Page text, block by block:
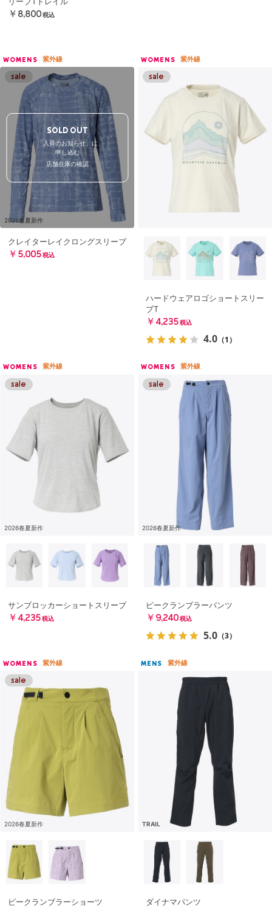
￥8,800 税込
WOMENS 紫外線
2026春夏新作
SOLD OUT
「入荷のお知らせ」に
申し込む
店舗在庫の確認
クレイターレイクロングスリーブ
￥5,005 税込
WOMENS 紫外線
ハードウェアロゴショートスリー
ブT
￥4,235 税込
4.0 （1）
WOMENS 紫外線
2026春夏新作
サンブロッカーショートスリーブ
￥4,235 税込
WOMENS 紫外線
2026春夏新作
ピークランブラーパンツ
￥9,240 税込
5.0 （3）
WOMENS 紫外線
2026春夏新作
ピークランブラーショーツ
MENS 紫外線
TRAIL
ダイナマパンツ